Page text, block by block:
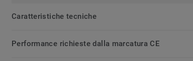
Caratteristiche tecniche
Performance richieste dalla marcatura CE